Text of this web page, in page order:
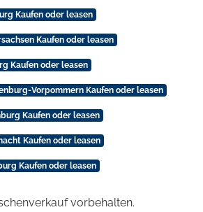
Kaufen oder leasen
Kaufen oder leasen
Kaufen oder leasen
Vorpommern Kaufen oder leasen
Kaufen oder leasen
Kaufen oder leasen
Kaufen oder leasen
vorbehalten.